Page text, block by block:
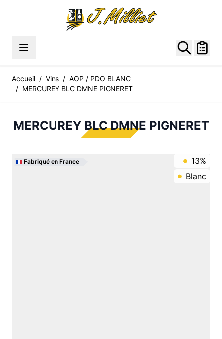
Accueil / Vins / AOP / PDO BLANC
/ MERCUREY BLC DMNE PIGNERET
MERCUREY BLC DMNE PIGNERET
Fabriqué en France
13%
Blanc